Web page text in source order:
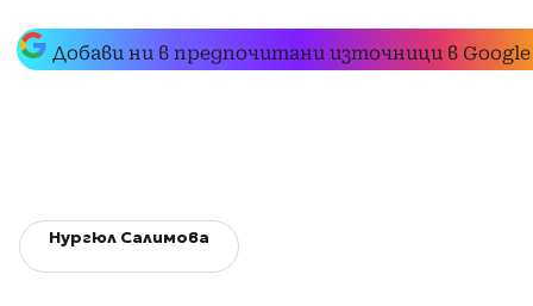
Добави ни в предпочитани източници в Google
Нургюл Салимова